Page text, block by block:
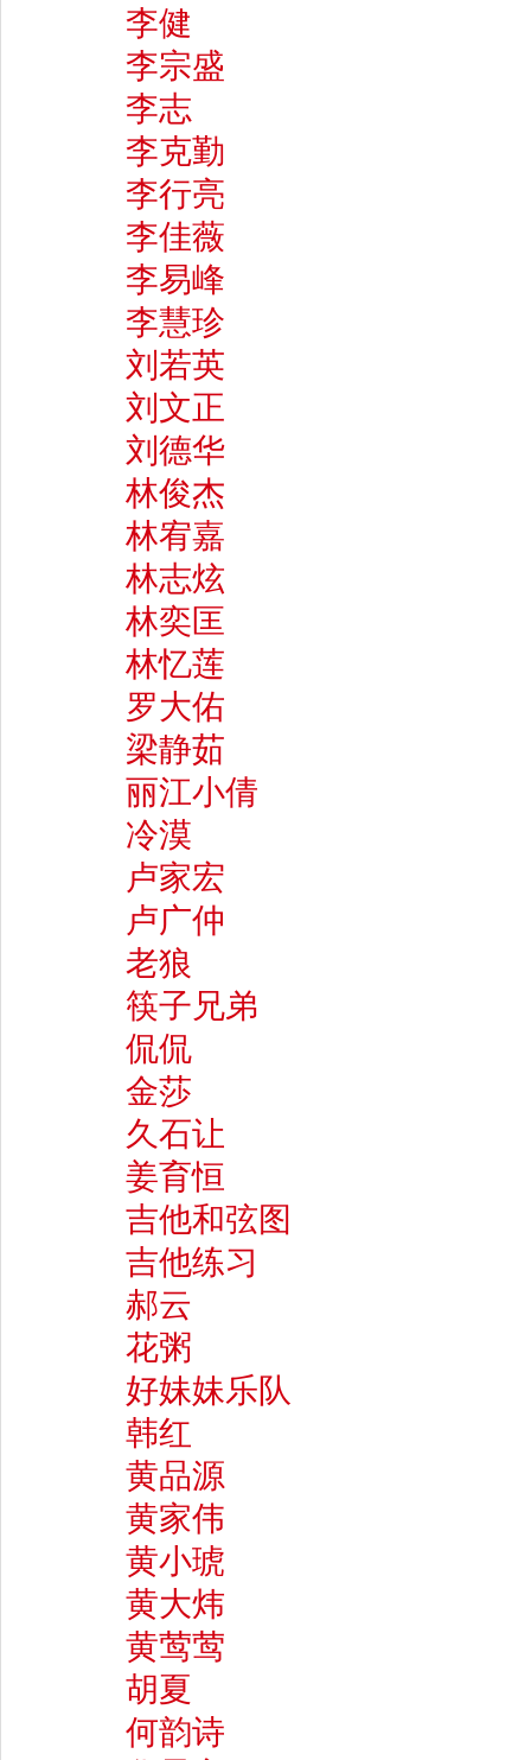
李健
李宗盛
李志
李克勤
李行亮
李佳薇
李易峰
李慧珍
刘若英
刘文正
刘德华
林俊杰
林宥嘉
林志炫
林奕匡
林忆莲
罗大佑
梁静茹
丽江小倩
冷漠
卢家宏
卢广仲
老狼
筷子兄弟
侃侃
金莎
久石让
姜育恒
吉他和弦图
吉他练习
郝云
花粥
好妹妹乐队
韩红
黄品源
黄家伟
黄小琥
黄大炜
黄莺莺
胡夏
何韵诗